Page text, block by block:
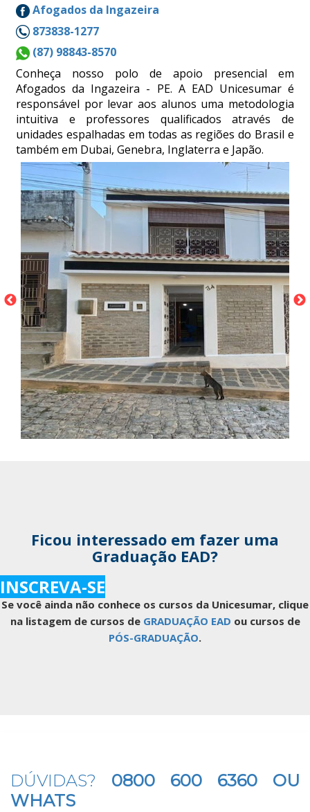
Afogados da Ingazeira
873838-1277
(87) 98843-8570
Conheça nosso polo de apoio presencial em
Afogados da Ingazeira - PE. A EAD Unicesumar é
responsável por levar aos alunos uma metodologia
intuitiva e professores qualificados através de
unidades espalhadas em todas as regiões do Brasil e
também em Dubai, Genebra, Inglaterra e Japão.
Ficou interessado em fazer uma
Graduação EAD?
INSCREVA-SE
Se você ainda não conhece os cursos da Unicesumar, clique
na listagem de cursos de GRADUAÇÃO EAD ou cursos de
PÓS-GRADUAÇÃO.
DÚVIDAS? 0800 600 6360 OU
WHATS